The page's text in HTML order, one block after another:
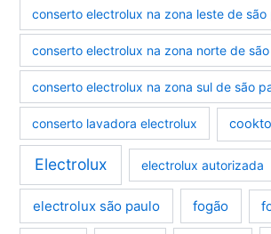
conserto electrolux na zona leste de são
conserto electrolux na zona norte de
conserto electrolux na zona sul de são
conserto lavadora electrolux
Electrolux electrolux autorizada
electrolux são paulo fogão